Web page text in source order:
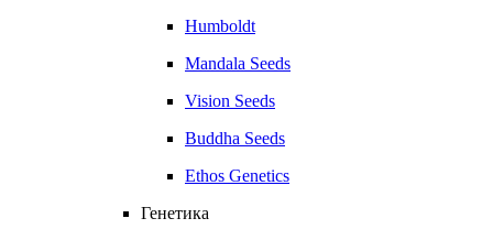
Humboldt
Mandala Seeds
Vision Seeds
Buddha Seeds
Ethos Genetics
Генетика